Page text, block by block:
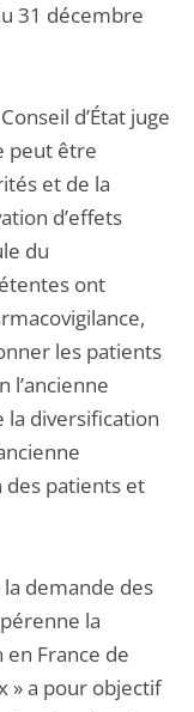
31 décembre
d’État juge
peut être
et de la
d’effets
du
ont
les patients
l’ancienne
la diversification
des patients et
demande des
la
France de
» a pour objectif